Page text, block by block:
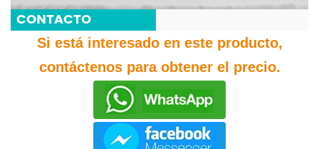
CONTACTO
Si está interesado en este producto,
contáctenos para obtener el precio.